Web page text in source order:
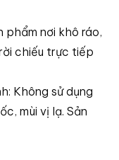
phẩm nơi khô ráo,
chiếu trực tiếp
Không sử dụng
mùi vị lạ. Sản